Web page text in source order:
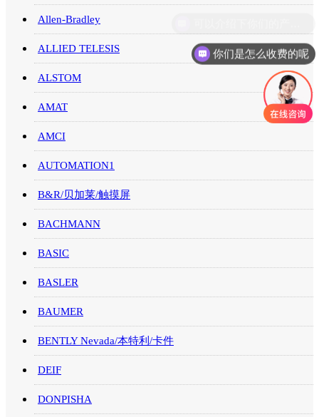
Allen-Bradley
ALLIED TELESIS
ALSTOM
AMAT
AMCI
AUTOMATION1
B&R/贝加莱/触摸屏
BACHMANN
BASIC
BASLER
BAUMER
BENTLY Nevada/本特利/卡件
DEIF
DONPISHA
你们是怎么收费的呢